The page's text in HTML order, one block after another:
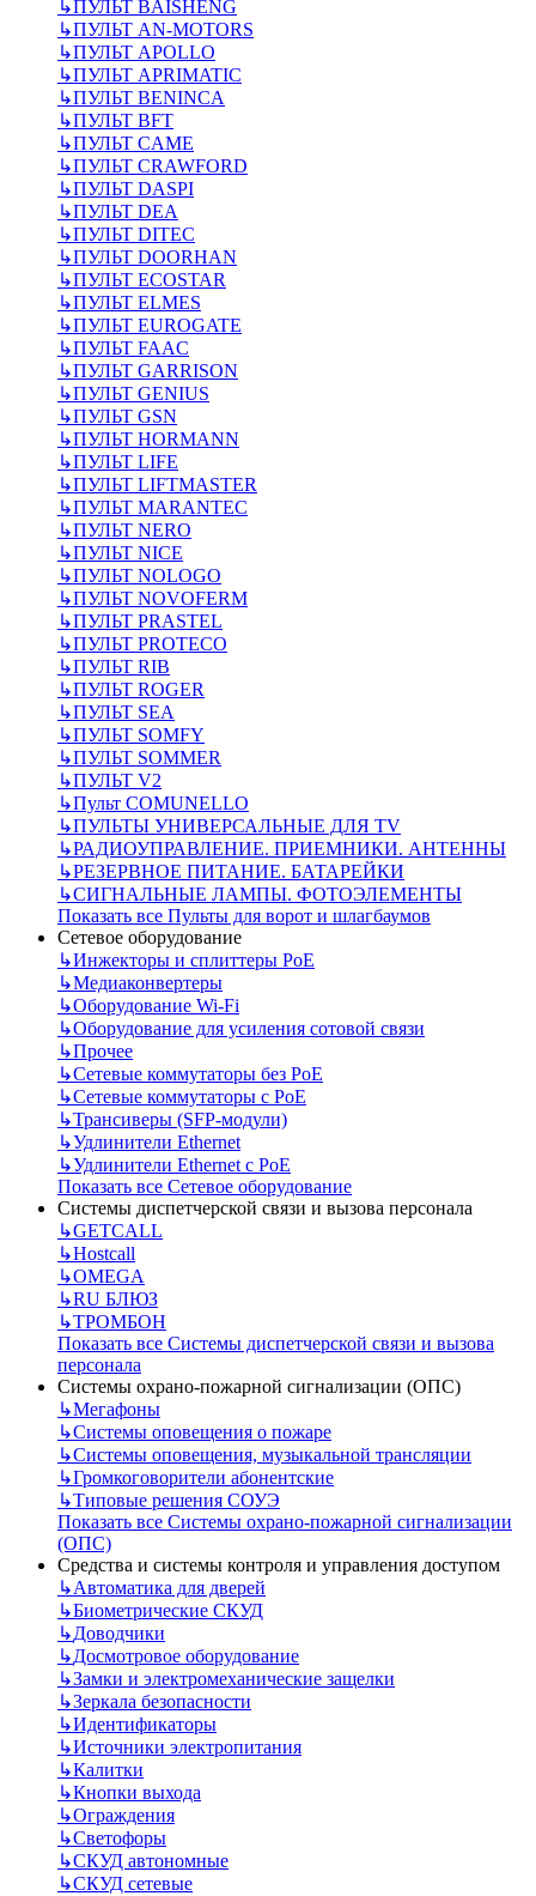
↳ПУЛЬТ BAISHENG
↳ПУЛЬТ AN-MOTORS
↳ПУЛЬТ APOLLO
↳ПУЛЬТ APRIMATIC
↳ПУЛЬТ BENINCA
↳ПУЛЬТ BFT
↳ПУЛЬТ CAME
↳ПУЛЬТ CRAWFORD
↳ПУЛЬТ DASPI
↳ПУЛЬТ DEA
↳ПУЛЬТ DITEC
↳ПУЛЬТ DOORHAN
↳ПУЛЬТ ECOSTAR
↳ПУЛЬТ ELMES
↳ПУЛЬТ EUROGATE
↳ПУЛЬТ FAAC
↳ПУЛЬТ GARRISON
↳ПУЛЬТ GENIUS
↳ПУЛЬТ GSN
↳ПУЛЬТ HORMANN
↳ПУЛЬТ LIFE
↳ПУЛЬТ LIFTMASTER
↳ПУЛЬТ MARANTEC
↳ПУЛЬТ NERO
↳ПУЛЬТ NICE
↳ПУЛЬТ NOLOGO
↳ПУЛЬТ NOVOFERM
↳ПУЛЬТ PRASTEL
↳ПУЛЬТ PROTECO
↳ПУЛЬТ RIB
↳ПУЛЬТ ROGER
↳ПУЛЬТ SEA
↳ПУЛЬТ SOMFY
↳ПУЛЬТ SOMMER
↳ПУЛЬТ V2
↳Пульт СOMUNELLO
↳ПУЛЬТЫ УНИВЕРСАЛЬНЫЕ ДЛЯ TV
↳РАДИОУПРАВЛЕНИЕ. ПРИЕМНИКИ. АНТЕННЫ
↳РЕЗЕРВНОЕ ПИТАНИЕ. БАТАРЕЙКИ
↳СИГНАЛЬНЫЕ ЛАМПЫ. ФОТОЭЛЕМЕНТЫ
Показать все Пульты для ворот и шлагбаумов
Сетевое оборудование
↳Инжекторы и сплиттеры РоЕ
↳Медиаконвертеры
↳Оборудование Wi-Fi
↳Оборудование для усиления сотовой связи
↳Прочее
↳Сетевые коммутаторы без РоЕ
↳Сетевые коммутаторы с РоЕ
↳Трансиверы (SFP-модули)
↳Удлинители Ethernet
↳Удлинители Ethernet с PoE
Показать все Сетевое оборудование
Системы диспетчерской связи и вызова персонала
↳GETCALL
↳Hostcall
↳OMEGA
↳RU БЛЮЗ
↳ТРОМБОН
Показать все Системы диспетчерской связи и вызова
персонала
Системы охрано-пожарной сигнализации (ОПС)
↳Мегафоны
↳Системы оповещения о пожаре
↳Системы оповещения, музыкальной трансляции
↳Громкоговорители абонентские
↳Типовые решения СОУЭ
Показать все Системы охрано-пожарной сигнализации
(ОПС)
Средства и системы контроля и управления доступом
↳Автоматика для дверей
↳Биометрические СКУД
↳Доводчики
↳Досмотровое оборудование
↳Замки и электромеханические защелки
↳Зеркала безопасности
↳Идентификаторы
↳Источники электропитания
↳Калитки
↳Кнопки выхода
↳Ограждения
↳Светофоры
↳СКУД автономные
↳СКУД сетевые